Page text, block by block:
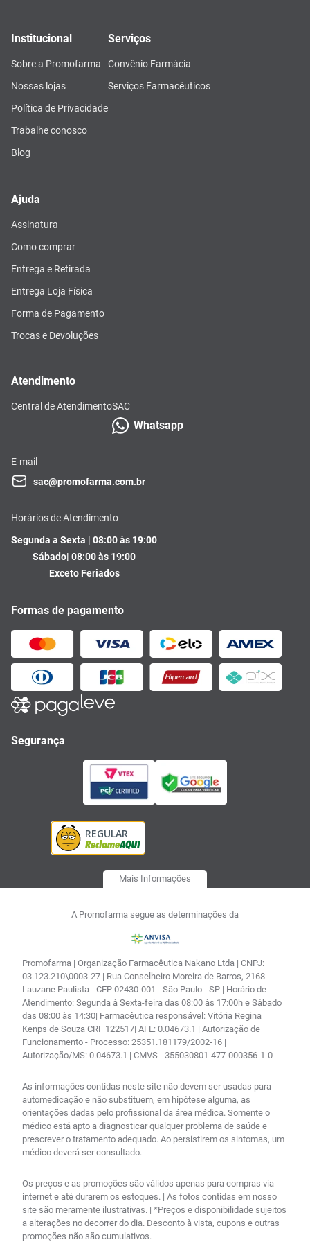
Institucional
Sobre a Promofarma
Nossas lojas
Política de Privacidade
Trabalhe conosco
Blog
Serviços
Convênio Farmácia
Serviços Farmacêuticos
Ajuda
Assinatura
Como comprar
Entrega e Retirada
Entrega Loja Física
Forma de Pagamento
Trocas e Devoluções
Atendimento
Central de AtendimentoSAC
Whatsapp
E-mail
sac@promofarma.com.br
Horários de Atendimento
Segunda a Sexta | 08:00 às 19:00
Sábado| 08:00 às 19:00
Exceto Feriados
Formas de pagamento
Segurança
Mais Informações
A Promofarma segue as determinações da
Promofarma | Organização Farmacêutica Nakano Ltda | CNPJ:
03.123.210\0003-27 | Rua Conselheiro Moreira de Barros, 2168 -
Lauzane Paulista - CEP 02430-001 - São Paulo - SP | Horário de
Atendimento: Segunda à Sexta-feira das 08:00 às 17:00h e Sábado
das 08:00 às 14:30| Farmacêutica responsável: Vitória Regina
Kenps de Souza CRF 122517| AFE: 0.04673.1 | Autorização de
Funcionamento - Processo: 25351.181179/2002-16 |
Autorização/MS: 0.04673.1 | CMVS - 355030801-477-000356-1-0
As informações contidas neste site não devem ser usadas para
automedicação e não substituem, em hipótese alguma, as
orientações dadas pelo profissional da área médica. Somente o
médico está apto a diagnosticar qualquer problema de saúde e
prescrever o tratamento adequado. Ao persistirem os sintomas, um
médico deverá ser consultado.
Os preços e as promoções são válidos apenas para compras via
internet e até durarem os estoques. | As fotos contidas em nosso
site são meramente ilustrativas. | *Preços e disponibilidade sujeitos
a alterações no decorrer do dia. Desconto à vista, cupons e outras
promoções não são cumulativos.